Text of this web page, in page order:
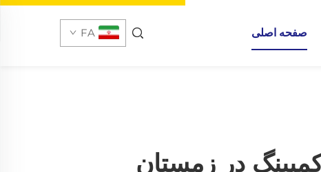
صفحه اصلی FA